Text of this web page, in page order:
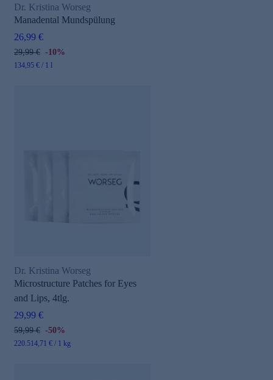
Dr. Kristina Worseg
Manadental Mundspülung
26,99 €
29,99 € -10%
134,95 € / 1 l
Dr. Kristina Worseg
Microstructure Patches for Eyes
and Lips, 4tlg.
29,99 €
59,99 € -50%
220.514,71 € / 1 kg